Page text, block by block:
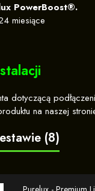
PowerBoost®.
miesiące
dotyczącą
na naszej
(8)